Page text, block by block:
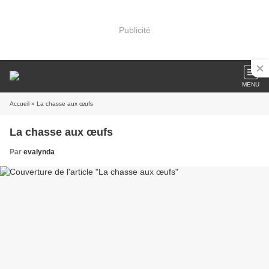
Publicité
MENU
Accueil » La chasse aux œufs
La chasse aux œufs
Par evalynda